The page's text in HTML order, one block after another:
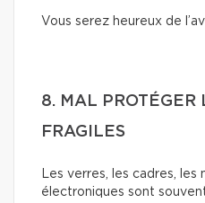
Vous serez heureux de
8. MAL PROTÉGER
FRAGILES
Les verres, les cadres, les
électroniques sont